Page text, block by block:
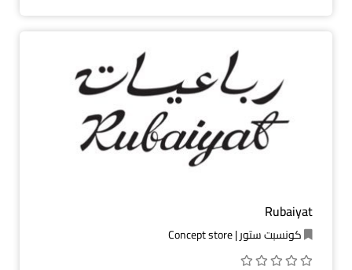
Rubaiyat
كونسبت ستور | Concept store